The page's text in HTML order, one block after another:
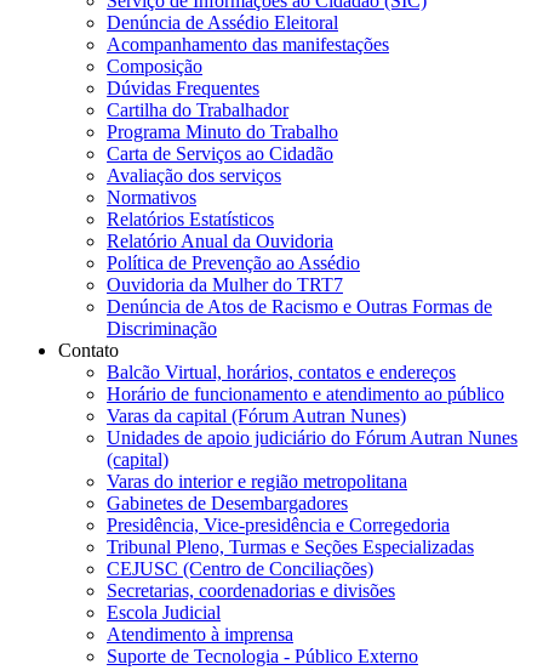
Denúncia de Assédio Eleitoral
Acompanhamento das manifestações
Composição
Dúvidas Frequentes
Cartilha do Trabalhador
Programa Minuto do Trabalho
Carta de Serviços ao Cidadão
Avaliação dos serviços
Normativos
Relatórios Estatísticos
Relatório Anual da Ouvidoria
Política de Prevenção ao Assédio
Ouvidoria da Mulher do TRT7
Denúncia de Atos de Racismo e Outras Formas de
Discriminação
Contato
Balcão Virtual, horários, contatos e endereços
Horário de funcionamento e atendimento ao público
Varas da capital (Fórum Autran Nunes)
Unidades de apoio judiciário do Fórum Autran Nunes
(capital)
Varas do interior e região metropolitana
Gabinetes de Desembargadores
Presidência, Vice-presidência e Corregedoria
Tribunal Pleno, Turmas e Seções Especializadas
CEJUSC (Centro de Conciliações)
Secretarias, coordenadorias e divisões
Escola Judicial
Atendimento à imprensa
Suporte de Tecnologia - Público Externo